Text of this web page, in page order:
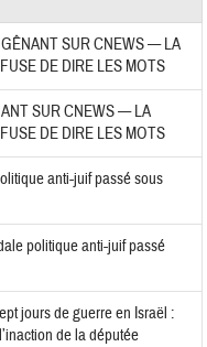
SUR CNEWS — LA
DE DIRE LES MOTS
SUR CNEWS — LA
DE DIRE LES MOTS
anti-juif passé sous
politique anti-juif passé
jours de guerre en Israël :
de la députée